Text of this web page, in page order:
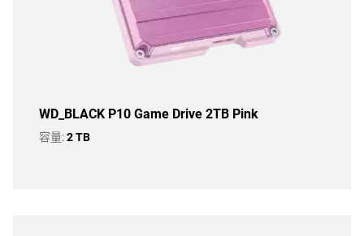
WD_BLACK P10 Game Drive 2TB Pink
容量:2 TB